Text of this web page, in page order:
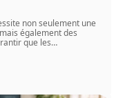
non seulement une
également des
que les…